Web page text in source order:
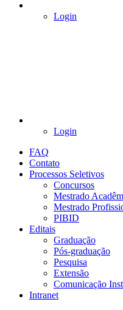
Login
Login
FAQ
Contato
Processos Seletivos
Concursos
Mestrado
Mestrado
PIBID
Editais
Graduação
Pós-graduação
Pesquisa
Extensão
Comunicação
Intranet